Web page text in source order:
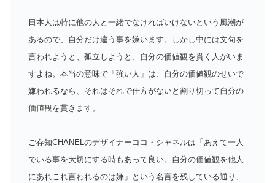
日本人は特に他の人と一緒でなければいけないという風潮が
あるので、自分だけ違う事を嫌います。しかし中には文句を
言われようと、孤立しようと、自分の価値観を貫く人がいま
すよね。本当の意味で「強い人」は、自分の価値観のせいで
嫌われるなら、それはそれで仕方がないと割り切って自分の
価値観を貫きます。
ご存知CHANELのデザイナーココ・シャネルは「あえて一人
でいる事を大切にする時もあって良い。自分の価値観を他人
にあれこれ言われるのは嫌」という名言を残している通り、